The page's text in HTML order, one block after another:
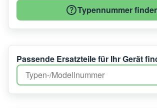
Typennummer
Passende Ersatzteile für Ihr Gerät